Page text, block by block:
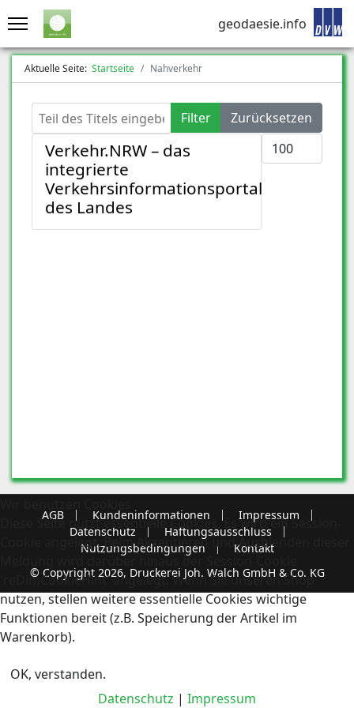
geodaesie.info
Aktuelle Seite: Startseite Nahverkehr
Teil des Titels eingeben Filter
Zurücksetzen
Anzeige #
Verkehr.NRW – das
integrierte
Verkehrsinformationsportal
des Landes
AGB Kundeninformationen
Impressum
Datenschutz
Haftungsausschluss
Nutzungsbedingungen
Kontakt
© Copyright 2026, Druckerei Joh. Walch GmbH & Co. KG
Diese Seite nutzt essentielle Cookies. Es wird ein Session-
Cookie angelegt. Beim Akzeptieren und Ausblenden dieser
Meldung wird darüber hinaus der Session-Cookie
'reDimCookieHint' angelegt. Wenn Sie unseren Shop
nutzen, stellen weitere essentielle Cookies wichtige
Funktionen bereit (z.B. Speicherung der Artikel im
Warenkorb).
OK, verstanden.
Datenschutz | Impressum